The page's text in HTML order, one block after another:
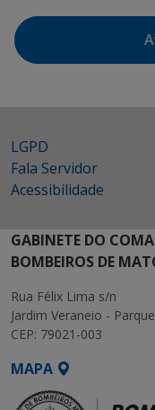
LGPD
Fala Servidor
Acessibilidade
GABINETE DO
BOMBEIROS DE
Rua Félix Lima s/n
Jardim Veraneio -
CEP: 79021-003
MAPA